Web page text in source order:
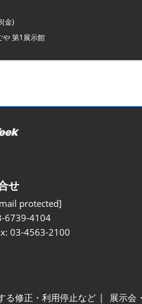
金)
や 第1展示館
せ
protected]
6739-4104
03-4563-2100
る修正・利用停止など 展示会